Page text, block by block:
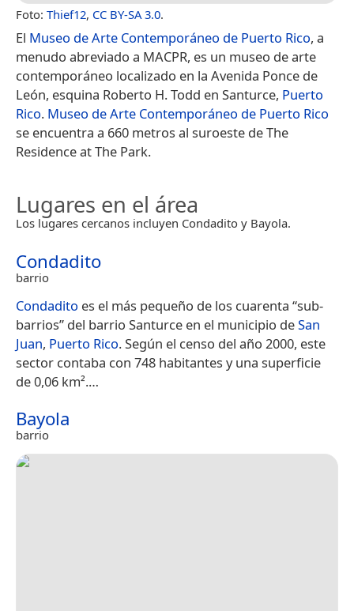
Foto: Thief12, CC BY-SA 3.0.
El Museo de Arte Contemporáneo de Puerto Rico, a
menudo abreviado a MACPR, es un museo de arte
contemporáneo localizado en la Avenida Ponce de
León, esquina Roberto H. Todd en Santurce, Puerto
Rico. Museo de Arte Contemporáneo de Puerto Rico
se encuentra a 660 metros al suroeste de The
Residence at The Park.
Lugares en el área
Los lugares cercanos incluyen Condadito y Bayola.
Condadito
barrio
Condadito es el más pequeño de los cuarenta “sub-
barrios” del barrio Santurce en el municipio deSan
Juan, Puerto Rico. Según el censo del año 2000, este
sector contaba con 748 habitantes y una superficie
de 0,06 km².​…
Bayola
barrio